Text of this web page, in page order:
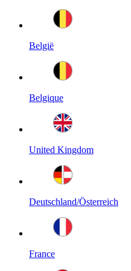
België
Belgique
United Kingdom
Deutschland/Österreich
France